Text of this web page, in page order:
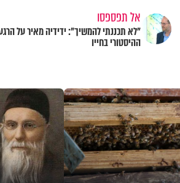
אל תפספסו
"לא תכננתי להמשיך": ידידיה מאיר על
ההיסטורי בחייו